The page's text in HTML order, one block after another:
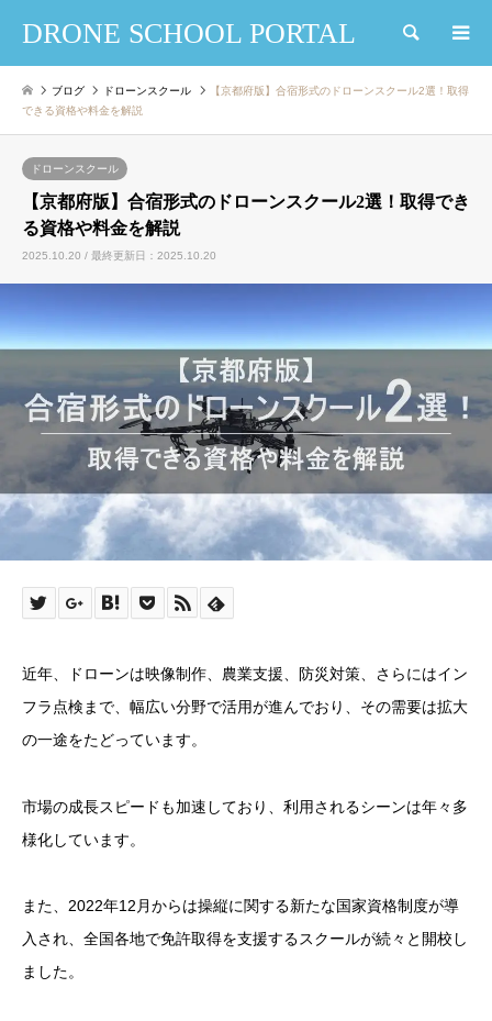
DRONE SCHOOL PORTAL 検索
ブログ ドローンスクール
【京都府版】合宿形式のドローンスクール2選！取得
できる資格や料金を解説
ドローンスクール
【京都府版】合宿形式のドローンスクール2選！取得でき
る資格や料金を解説
2025.10.20 / 最終更新日：2025.10.20
近年、ドローンは映像制作、農業支援、防災対策、さらにはイン
フラ点検まで、幅広い分野で活用が進んでおり、その需要は拡大
の一途をたどっています。
市場の成長スピードも加速しており、利用されるシーンは年々多
様化しています。
また、2022年12月からは操縦に関する新たな国家資格制度が導
入され、全国各地で免許取得を支援するスクールが続々と開校し
ました。